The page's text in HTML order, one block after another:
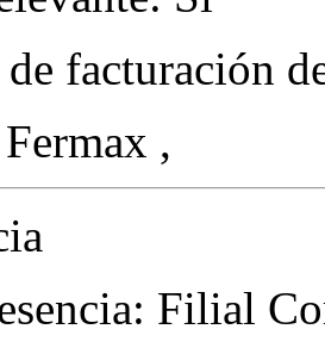
facturación
,
Filial